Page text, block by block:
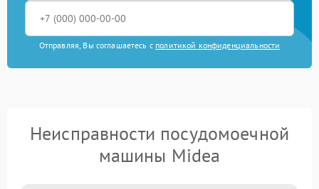
Отправляя, Вы соглашаетесь с политикой конфиденциальности
Неисправности посудомоечной
машины Midea